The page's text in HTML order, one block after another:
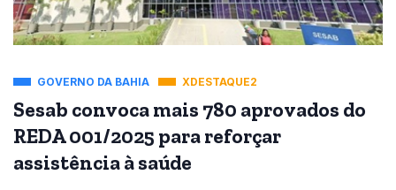
GOVERNO DA BAHIA XDESTAQUE2
Sesab convoca mais 780 aprovados do
REDA 001/2025 para reforçar
assistência à saúde